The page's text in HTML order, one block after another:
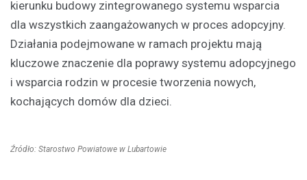
kierunku budowy zintegrowanego systemu wsparcia
dla wszystkich zaangażowanych w proces adopcyjny.
Działania podejmowane w ramach projektu mają
kluczowe znaczenie dla poprawy systemu adopcyjnego
i wsparcia rodzin w procesie tworzenia nowych,
kochających domów dla dzieci.
Źródło: Starostwo Powiatowe w Lubartowie